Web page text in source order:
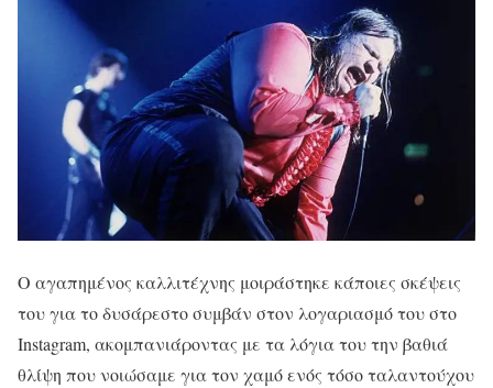
Ο αγαπημένος καλλιτέχνης μοιράστηκε κάποιες σκέψεις
του για το δυσάρεστο συμβάν στον λογαριασμό του στο
Instagram, ακομπανιάροντας με τα λόγια του την βαθιά
θλίψη που νοιώσαμε για τον χαμό ενός τόσο ταλαντούχου